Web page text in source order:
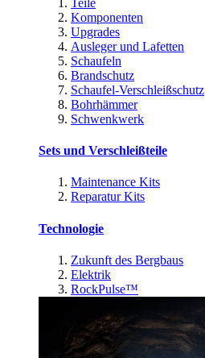
Komponenten
Upgrades
Ausleger und Lafetten
Schaufeln
Brandschutz
Schaufel-Verschleißschutz
Bohrhämmer
Schwenkwerk
Sets und Verschleißteile
Maintenance Kits
Reparatur Kits
Technologie
Zukunft des Bergbaus
Elektrik
RockPulse™